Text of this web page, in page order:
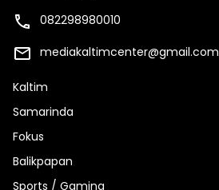
082298980010
mediakaltimcenter@gmail.com
Kaltim
Samarinda
Fokus
Balikpapan
Sports / Gaming